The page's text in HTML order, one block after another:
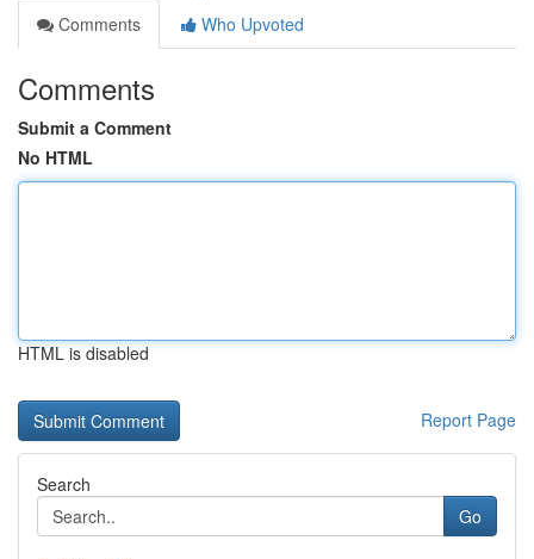
Comments
Who Upvoted
Comments
Submit a Comment
No HTML
HTML is disabled
Report Page
Search
Go